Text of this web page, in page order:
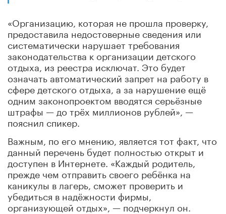
«Организацию, которая не прошла проверку,
предоставила недостоверные сведения или
систематически нарушает требования
законодательства к организации детского
отдыха, из реестра исключат. Это будет
означать автоматический запрет на работу в
сфере детского отдыха, а за нарушение ещё
одним законопроектом вводятся серьёзные
штрафы — до трёх миллионов рублей», —
пояснил спикер.
Важным, по его мнению, является тот факт, что
данный перечень будет полностью открыт и
доступен в Интернете. «Каждый родитель,
прежде чем отправить своего ребёнка на
каникулы в лагерь, сможет проверить и
убедиться в надёжности фирмы,
организующей отдых», — подчеркнул он.